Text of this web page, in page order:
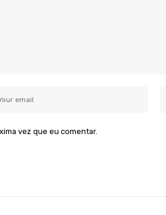
vez que eu comentar.